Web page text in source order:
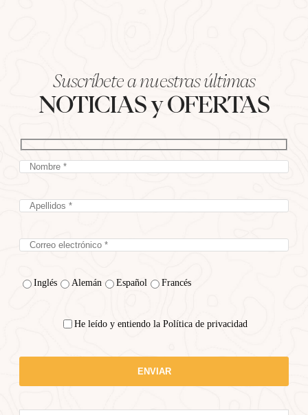
Suscríbete a nuestras últimas
NOTICIAS y OFERTAS
Inglés Alemán Español Francés
He leído y entiendo la Política de privacidad